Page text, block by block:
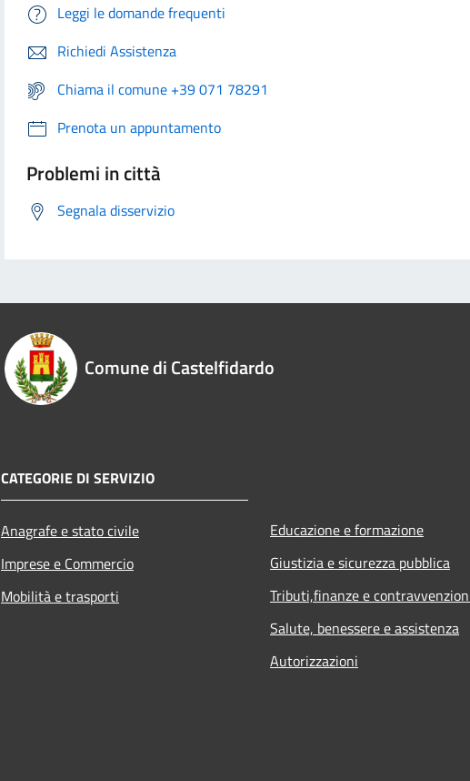
Leggi le domande frequenti
Richiedi Assistenza
Chiama il comune +39 071 78291
Prenota un appuntamento
Problemi in città
Segnala disservizio
Comune di Castelfidardo
CATEGORIE DI SERVIZIO
Anagrafe e stato civile
Imprese e Commercio
Mobilità e trasporti
Educazione e formazione
Giustizia e sicurezza pubblica
Tributi,finanze e
Salute, benessere e assistenza
Autorizzazioni